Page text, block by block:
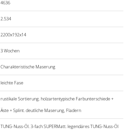
4636
2.534
2200x192x14
3 Wochen
Charakteristische Maserung
leichte Fase
rustikale Sortierung. holzartentypische Farbunterschiede +
Äste + Splint. deutliche Maserung, Fladern
TUNG-Nuss-Öl. 3-fach SUPERMatt. legendäres TUNG-Nuss-Öl